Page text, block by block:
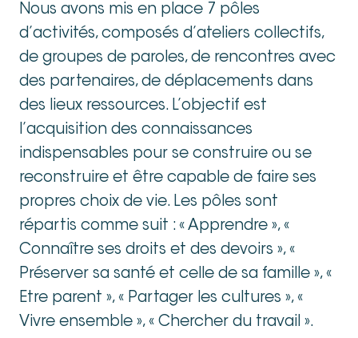
Nous avons mis en place 7 pôles
d’activités, composés d’ateliers collectifs,
de groupes de paroles, de rencontres avec
des partenaires, de déplacements dans
des lieux ressources. L’objectif est
l’acquisition des connaissances
indispensables pour se construire ou se
reconstruire et être capable de faire ses
propres choix de vie. Les pôles sont
répartis comme suit : « Apprendre », «
Connaître ses droits et des devoirs », «
Préserver sa santé et celle de sa famille », «
Etre parent », « Partager les cultures », «
Vivre ensemble », « Chercher du travail ».